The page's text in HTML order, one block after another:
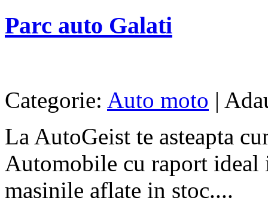
Parc auto Galati
Categorie: Auto moto |
La AutoGeist te asteapta
Automobile cu raport ideal
masinile aflate in stoc....